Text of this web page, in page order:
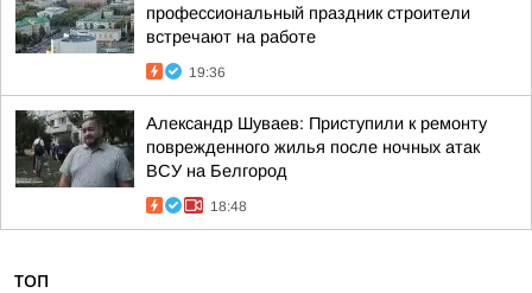
профессиональный праздник строители
встречают на работе
19:36
Александр Шуваев: Приступили к ремонту
поврежденного жилья после ночных атак
ВСУ на Белгород
18:48
ТОП